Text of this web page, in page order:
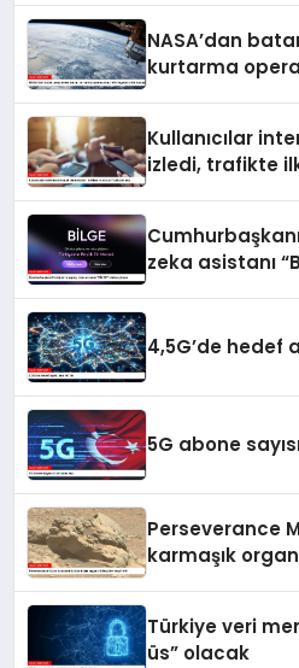
NASA’dan
kurtarma
Kullanıcılar
izledi, trafikte
zeka asistanı
4,5G’de hedef
5G abone
Perseverance
karmaşık
Türkiye veri
üs” olacak